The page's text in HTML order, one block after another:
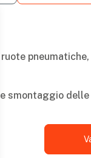
smontaggio